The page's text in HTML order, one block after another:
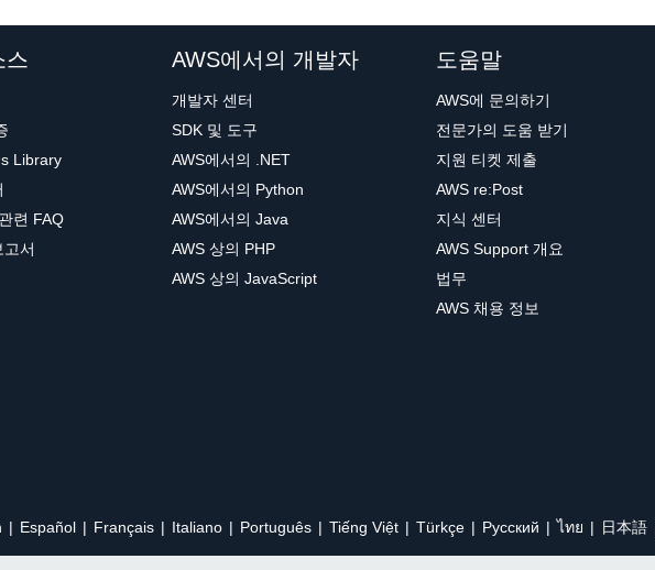
스
Library
련 FAQ
서
AWS에서의 개발자
개발자 센터
SDK 및 도구
AWS에서의 .NET
AWS에서의 Python
AWS에서의 Java
AWS 상의 PHP
AWS 상의 JavaScript
도움말
AWS에 문의하기
전문가의 도움 받기
지원 티켓 제출
AWS re:Post
지식 센터
AWS Support 개요
법무
AWS 채용 정보
Español Français Italiano Português Tiếng Việt Türkçe Ρусский ไทย 日本語